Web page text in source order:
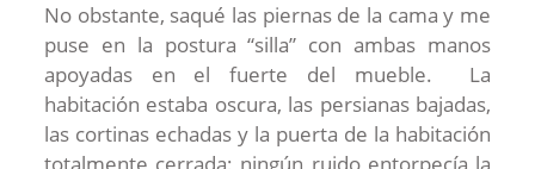
No obstante, saqué las piernas de la cama y me
puse en la postura “silla” con ambas manos
apoyadas en el fuerte del mueble. La
habitación estaba oscura, las persianas bajadas,
las cortinas echadas y la puerta de la habitación